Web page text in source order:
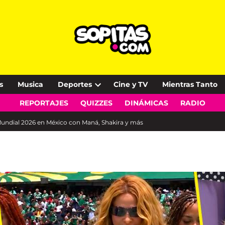
Musica Deportes
Open
dropdown
Cine y TV Mientras Tanto
REPORTAJES QUIZZES DINÁMICAS RADIO
2026 en México con Maná, Shakira y más